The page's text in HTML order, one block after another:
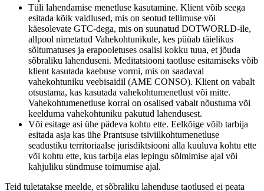
Tüli lahendamise menetluse kasutamine. Klient võib seega
esitada kõik vaidlused, mis on seotud tellimuse või
käesolevate GTC-dega, mis on suunatud DOTWORLD-ile,
allpool nimetatud Vahekohtunikule, kes püüab täielikus
sõltumatuses ja erapooletuses osalisi kokku tuua, et jõuda
sõbraliku lahenduseni. Meditatsiooni taotluse esitamiseks võib
klient kasutada kaebuse vormi, mis on saadaval
vahekohtuniku veebisaidil (AME CONSO). Klient on vabalt
otsustama, kas kasutada vahekohtumenetlust või mitte.
Vahekohtumenetluse korral on osalised vabalt nõustuma või
keelduma vahekohtuniku pakutud lahendusest.
Või esitage asi ühe pädeva kohtu ette. Eelkõige võib tarbija
esitada asja kas ühe Prantsuse tsiviilkohtumenetluse
seadustiku territoriaalse jurisdiktsiooni alla kuuluva kohtu ette
või kohtu ette, kus tarbija elas lepingu sõlmimise ajal või
kahjuliku sündmuse toimumise ajal.
Teid tuletatakse meelde, et sõbraliku lahenduse taotlused ei peata